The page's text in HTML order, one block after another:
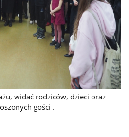
widać rodziców, dzieci oraz
gości .